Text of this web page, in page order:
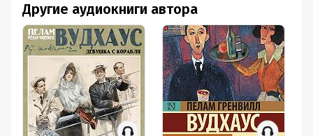
Другие аудиокниги автора